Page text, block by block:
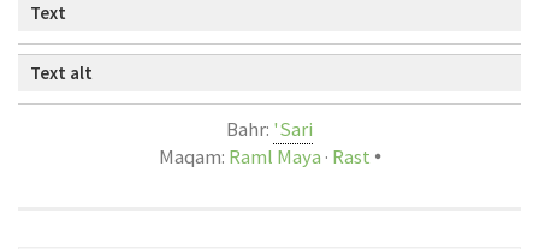
Text
Text alt
Bahr: Sari'
Maqam: Raml Maya · Rast 🞄